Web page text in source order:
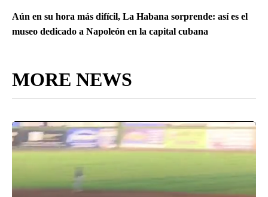
Aún en su hora más difícil, La Habana sorprende: así es el
museo dedicado a Napoleón en la capital cubana
MORE NEWS